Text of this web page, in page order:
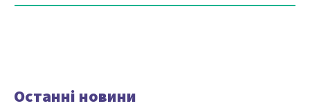
Останні новини